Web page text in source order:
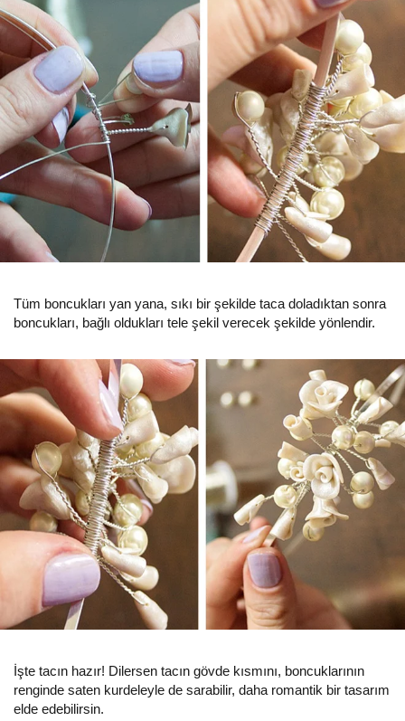
Tüm boncukları yan yana, sıkı bir şekilde taca doladıktan sonra
boncukları, bağlı oldukları tele şekil verecek şekilde yönlendir.
İşte tacın hazır! Dilersen tacın gövde kısmını, boncuklarının
renginde saten kurdeleyle de sarabilir, daha romantik bir tasarım
elde edebilirsin.